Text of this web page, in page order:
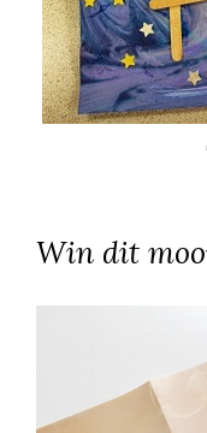
Win dit